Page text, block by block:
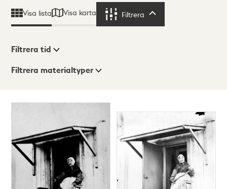
Visa lista Visa karta Filtrera
Visningsläge
Filtrera tid
Filtrera materialtyper
träffar